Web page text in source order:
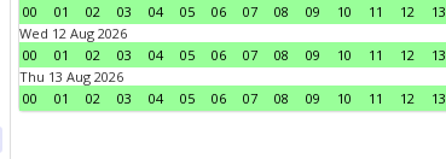
00
01 02 03 04 05 06 07 08 09 10 11 12 13
Wed 12 Aug 2026
00
01 02 03 04 05 06 07 08 09 10 11 12 13
Thu 13 Aug 2026
00
01 02 03 04 05 06 07 08 09 10 11 12 13